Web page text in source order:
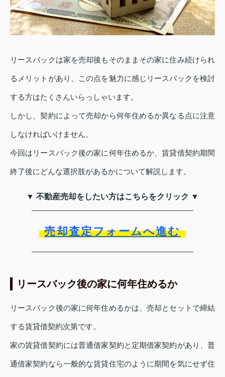
リースバックは家を売却後もそのままその家に住み続けられ
るメリットがあり、この点を魅力に感じリースバックを検討
する方はたくさんいらっしゃいます。
しかし、契約によって売却から何年住めるか異なる点に注意
しなければいけません。
今回はリースバック後の家に何年住めるか、賃貸借契約期間
終了後にどんな選択肢があるかについて解説します。
▼ 不動産売却をしたい方はこちらをクリック ▼
売却査定フォームへ進む
リースバック後の家に何年住めるか
リースバック後の家に何年住めるかは、売却とセットで締結
する賃貸借契約次第です。
家の賃貸借契約には普通借家契約と定期借家契約があり、普
通借家契約なら一般的な賃貸住宅のように期間を気にせず住